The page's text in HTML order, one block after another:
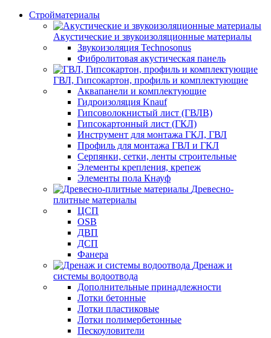
Стройматериалы
Акустические и звукоизоляционные материалы
Звукоизоляция Technosonus
Фибролитовая акустическая панель
ГВЛ, Гипсокартон, профиль и комплектующие
Аквапанели и комплектующие
Гидроизоляция Knauf
Гипсоволокнистый лист (ГВЛВ)
Гипсокартонный лист (ГКЛ)
Инструмент для монтажа ГКЛ, ГВЛ
Профиль для монтажа ГВЛ и ГКЛ
Серпянки, сетки, ленты строительные
Элементы крепления, крепеж
Элементы пола Кнауф
Древесно-
плитные материалы
ЦСП
OSB
ДВП
ДСП
Фанера
Дренаж и
системы водоотвода
Дополнительные принадлежности
Лотки бетонные
Лотки пластиковые
Лотки полимербетонные
Пескоуловители